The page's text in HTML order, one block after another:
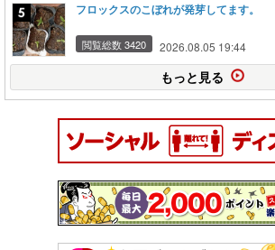
フロックスのこぼれが発芽してます。
閲覧総数 3420 2026.08.05 19:44
もっと見る